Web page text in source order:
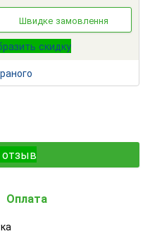
Швидке замовлення
скидку
отзыв
Оплата